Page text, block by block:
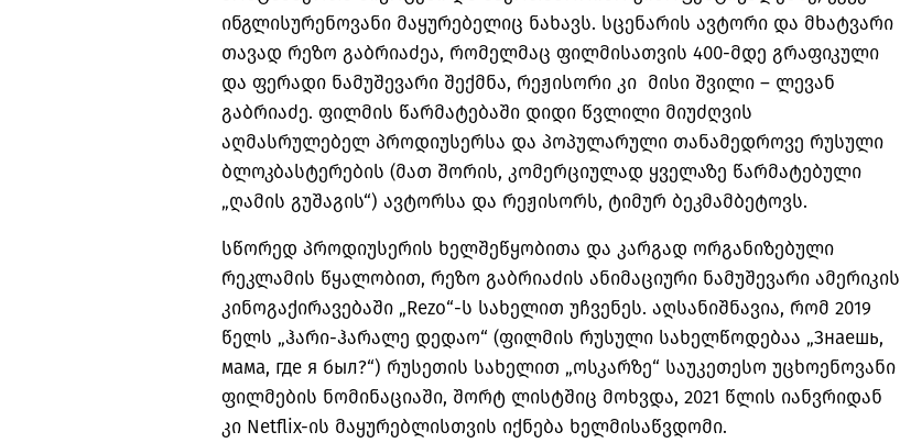
ინგლისურენოვანი მაყურებელიც ნახავს. სცენარის ავტორი და მხატვარი
თავად რეზო გაბრიაძეა, რომელმაც ფილმისათვის 400-მდე გრაფიკული
და ფერადი ნამუშევარი შექმნა, რეჟისორი კი მისი შვილი – ლევან
გაბრიაძე. ფილმის წარმატებაში დიდი წვლილი მიუძღვის
აღმასრულებელ პროდიუსერსა და პოპულარული თანამედროვე რუსული
ბლოკბასტერების (მათ შორის, კომერციულად ყველაზე წარმატებული
„ღამის გუშაგის“) ავტორსა და რეჟისორს, ტიმურ ბეკმამბეტოვს.
სწორედ პროდიუსერის ხელშეწყობითა და კარგად ორგანიზებული
რეკლამის წყალობით, რეზო გაბრიაძის ანიმაციური ნამუშევარი ამერიკის
კინოგაქირავებაში „Rezo“-ს სახელით უჩვენეს. აღსანიშნავია, რომ 2019
წელს „ჰარი-ჰარალე დედაო“ (ფილმის რუსული სახელწოდებაა „Знаешь,
мама, где я был?“) რუსეთის სახელით „ოსკარზე“ საუკეთესო უცხოენოვანი
ფილმების ნომინაციაში, შორტ ლისტშიც მოხვდა, 2021 წლის იანვრიდან
კი Netflix-ის მაყურებლისთვის იქნება ხელმისაწვდომი.